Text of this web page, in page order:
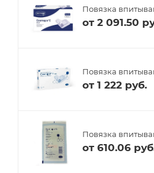
Повязка
от 2 091.50
Повязка
от 1 222 руб.
Повязка
от 610.06